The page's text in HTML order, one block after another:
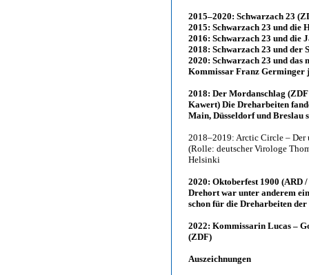
2015–2020: Schwarzach 23
2015: Schwarzach 23 und die
2016: Schwarzach 23 und die
2018: Schwarzach 23 und der
2020: Schwarzach 23 und
Kommissar Franz Germinger
2018: Der Mordanschlag
Kawert) Die Dreharbeiten
Main, Düsseldorf und Breslau
2018–2019: Arctic Circle – Der
(Rolle: deutscher Virologe
Helsinki
2020: Oktoberfest 1900 (ARD
Drehort war unter anderem
schon für die Dreharbeiten
2022: Kommissarin Lucas –
(ZDF)
Auszeichnungen